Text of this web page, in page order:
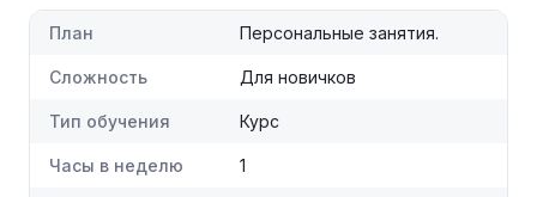
План Персональные занятия.
Сложность Для новичков
Тип обучения Курс
Часы в неделю 1